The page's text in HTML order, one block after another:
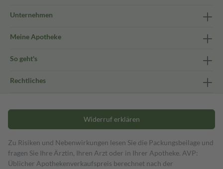
Unternehmen
Meine Apotheke
So geht's
Rechtliches
Widerruf erklären
Zu Risiken und Nebenwirkungen lesen Sie die Packungsbeilage und
fragen Sie Ihre Ärztin, Ihren Arzt oder in Ihrer Apotheke. AVP:
Üblicher Apothekenverkaufspreis berechnet nach der